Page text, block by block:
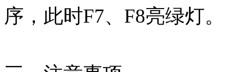
序，此时F7、F8亮绿灯。